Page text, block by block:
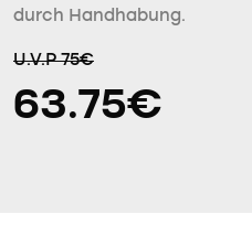
durch Handhabung.
U.V.P 75€
63.75€